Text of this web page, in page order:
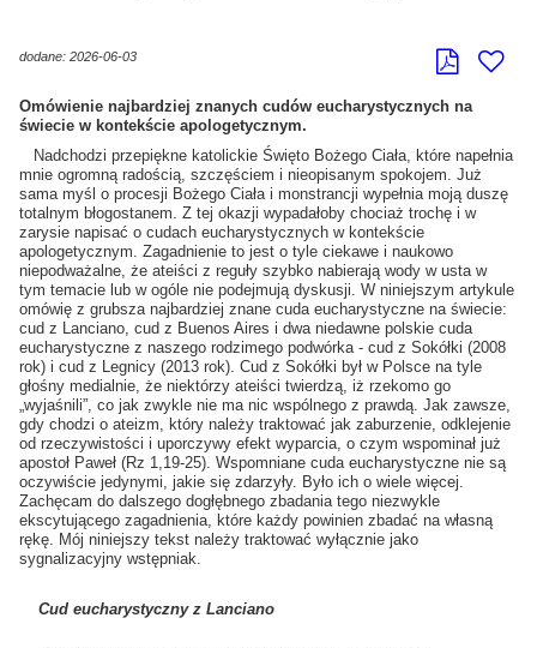
dodane: 2026-06-03
Omówienie najbardziej znanych cudów eucharystycznych na
świecie w kontekście apologetycznym.
Nadchodzi przepiękne katolickie Święto Bożego Ciała, które napełnia
mnie ogromną radością, szczęściem i nieopisanym spokojem. Już
sama myśl o procesji Bożego Ciała i monstrancji wypełnia moją duszę
totalnym błogostanem. Z tej okazji wypadałoby chociaż trochę i w
zarysie napisać o cudach eucharystycznych w kontekście
apologetycznym. Zagadnienie to jest o tyle ciekawe i naukowo
niepodważalne, że ateiści z reguły szybko nabierają wody w usta w
tym temacie lub w ogóle nie podejmują dyskusji. W niniejszym artykule
omówię z grubsza najbardziej znane cuda eucharystyczne na świecie:
cud z Lanciano, cud z Buenos Aires i dwa niedawne polskie cuda
eucharystyczne z naszego rodzimego podwórka - cud z Sokółki (2008
rok) i cud z Legnicy (2013 rok). Cud z Sokółki był w Polsce na tyle
głośny medialnie, że niektórzy ateiści twierdzą, iż rzekomo go
„wyjaśnili”, co jak zwykle nie ma nic wspólnego z prawdą. Jak zawsze,
gdy chodzi o ateizm, który należy traktować jak zaburzenie, odklejenie
od rzeczywistości i uporczywy efekt wyparcia, o czym wspominał już
apostoł Paweł (Rz 1,19-25). Wspomniane cuda eucharystyczne nie są
oczywiście jedynymi, jakie się zdarzyły. Było ich o wiele więcej.
Zachęcam do dalszego dogłębnego zbadania tego niezwykle
ekscytującego zagadnienia, które każdy powinien zbadać na własną
rękę. Mój niniejszy tekst należy traktować wyłącznie jako
sygnalizacyjny wstępniak.
Cud eucharystyczny z Lanciano